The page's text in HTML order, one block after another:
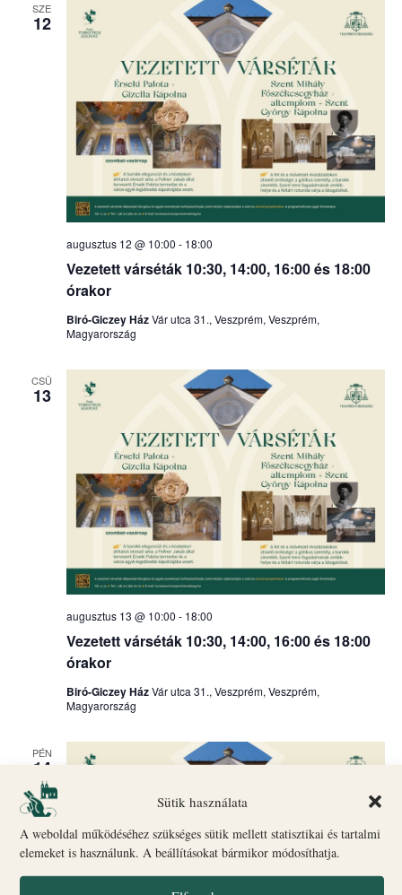
Sütik használata
A weboldal működéséhez szükséges sütik mellett statisztikai és tartalmi
elemeket is használunk. A beállításokat bármikor módosíthatja.
SZE
12
Vezetett várséták 10:30, 14:00, 16:00 és 18:00
órakor
augusztus 12 @ 10:00 - 18:00
Biró-Giczey HázVár utca 31., Veszprém, Veszprém,
Magyarország
CSÜ
13
Vezetett várséták 10:30, 14:00, 16:00 és 18:00
órakor
augusztus 13 @ 10:00 - 18:00
Biró-Giczey HázVár utca 31., Veszprém, Veszprém,
Magyarország
PÉN
14